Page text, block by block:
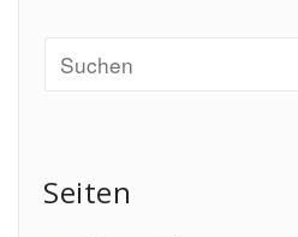
Seiten